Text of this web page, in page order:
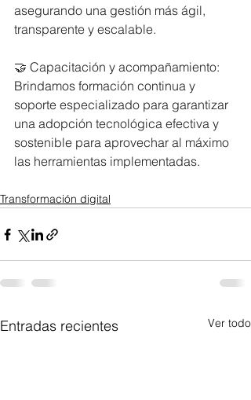
asegurando una gestión más ágil,
transparente y escalable.
🤝 Capacitación y acompañamiento:
Brindamos formación continua y
soporte especializado para garantizar
una adopción tecnológica efectiva y
sostenible para aprovechar al máximo
las herramientas implementadas.
Transformación digital
Entradas recientes Ver todo